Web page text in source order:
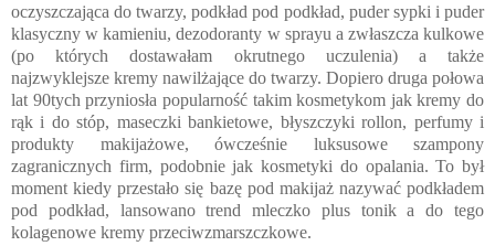
oczyszczająca do twarzy, podkład pod podkład, puder sypki i puder
klasyczny w kamieniu, dezodoranty w sprayu a zwłaszcza kulkowe
(po których dostawałam okrutnego uczulenia) a także
najzwyklejsze kremy nawilżające do twarzy. Dopiero druga połowa
lat 90tych przyniosła popularność takim kosmetykom jak kremy do
rąk i do stóp, maseczki bankietowe, błyszczyki rollon, perfumy i
produkty makijażowe, ówcześnie luksusowe szampony
zagranicznych firm, podobnie jak kosmetyki do opalania. To był
moment kiedy przestało się bazę pod makijaż nazywać podkładem
pod podkład, lansowano trend mleczko plus tonik a do tego
kolagenowe kremy przeciwzmarszczkowe.